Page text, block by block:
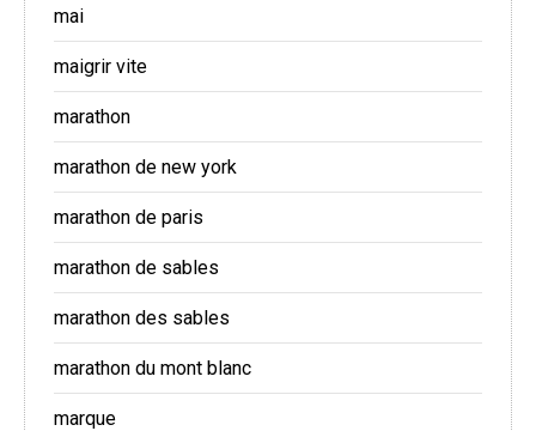
mai
maigrir vite
marathon
marathon de new york
marathon de paris
marathon de sables
marathon des sables
marathon du mont blanc
marque